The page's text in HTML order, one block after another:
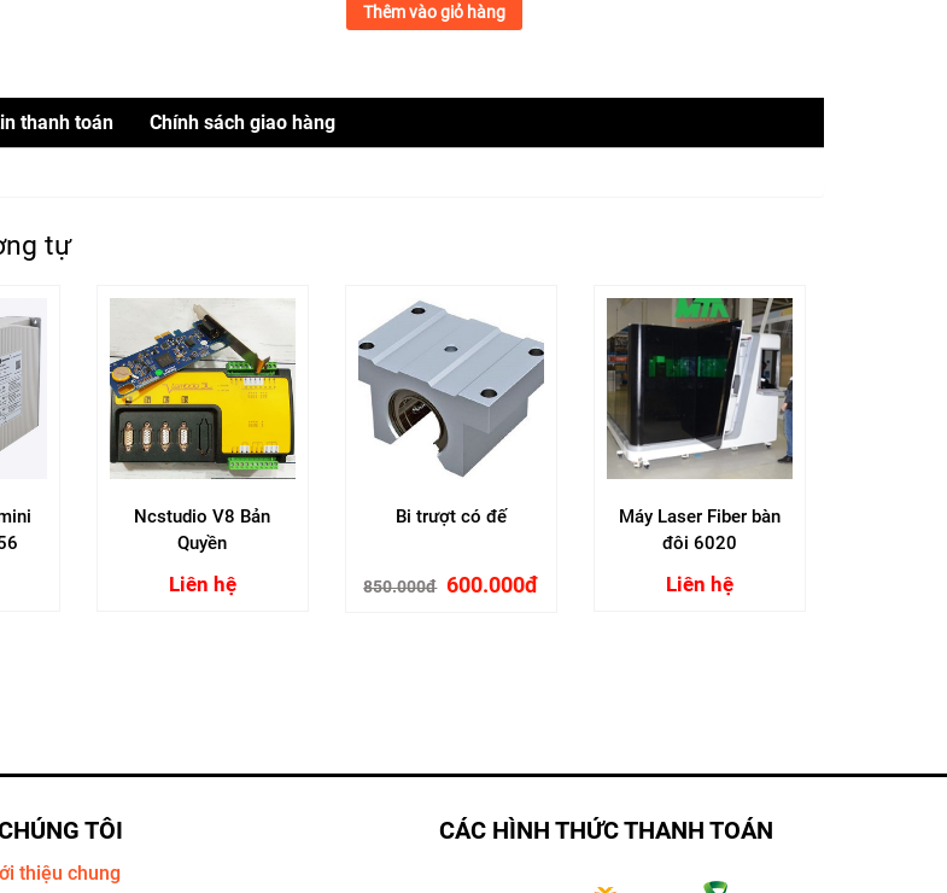
Thêm vào giỏ hàng
thanh toán Chính sách giao hàng
tự
Ncstudio V8 Bản
Quyền
Liên hệ
Bi trượt có đế
850.000đ 600.000đ
Máy Laser Fiber bàn
đôi 6020
Liên hệ
TÔI
thiệu chung
CÁC HÌNH THỨC THANH TOÁN